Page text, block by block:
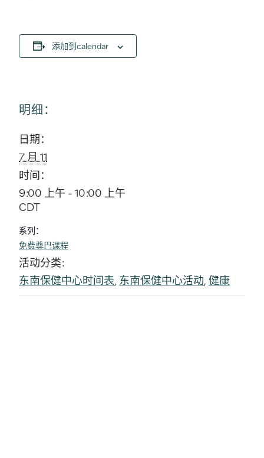
添加到calendar
明细：
日期：
7 月 11
时间：
9:00 上午 - 10:00 上午
CDT
系列：
免费尊巴课程
活动分类:
东南保健中心时间表, 东南保健中心活动, 健康